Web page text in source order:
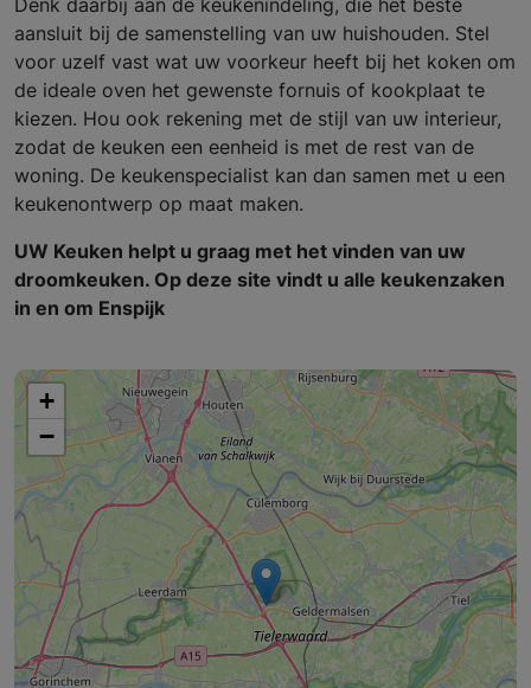
aansluit bij de samenstelling van uw huishouden. Stel
voor uzelf vast wat uw voorkeur heeft bij het koken om
de ideale oven het gewenste fornuis of kookplaat te
kiezen. Hou ook rekening met de stijl van uw interieur,
zodat de keuken een eenheid is met de rest van de
woning. De keukenspecialist kan dan samen met u een
keukenontwerp op maat maken.
UW Keuken helpt u graag met het vinden van uw
droomkeuken. Op deze site vindt u alle keukenzaken
in en om Enspijk
+
−